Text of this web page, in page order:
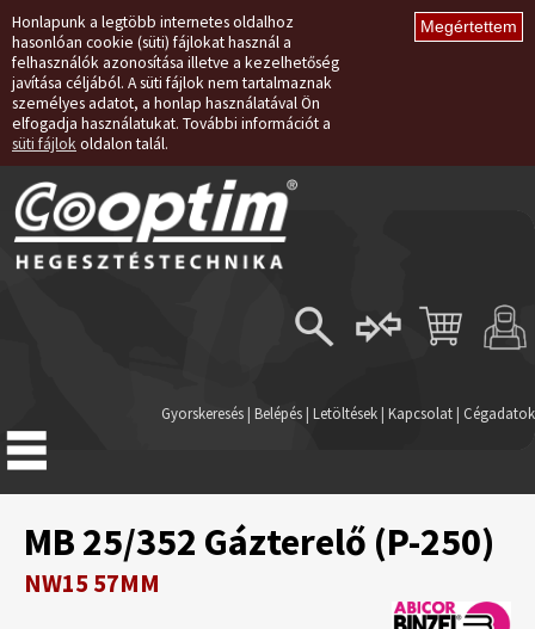
Honlapunk a legtöbb internetes oldalhoz
hasonlóan cookie (süti) fájlokat használ a
felhasználók azonosítása illetve a kezelhetőség
javítása céljából. A süti fájlok nem tartalmaznak
személyes adatot, a honlap használatával Ön
elfogadja használatukat. További információt a
süti fájlok oldalon talál.
Regisztráció
Gyorskeresés| Belépés | Letöltések | Kapcsolat | Cégadatok
MB 25/352 Gázterelő (P-250)
NW15 57MM